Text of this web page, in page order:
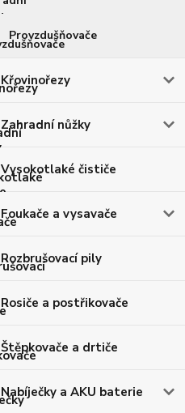
Provzdušňovače
Křovinořezy
Zahradní nůžky
Vysokotlaké čističe
Foukače a vysavače
Rozbrušovací pily
Rosiče a postřikovače
Štěpkovače a drtiče
Nabíječky a AKU baterie